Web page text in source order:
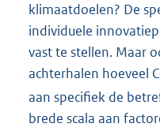
klimaatdoelen? De
individuele
vast te stellen. Maar
achterhalen hoeveel
aan specifiek de
brede scala aan